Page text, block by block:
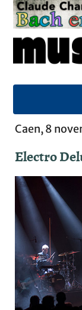
Caen, 8
Electro